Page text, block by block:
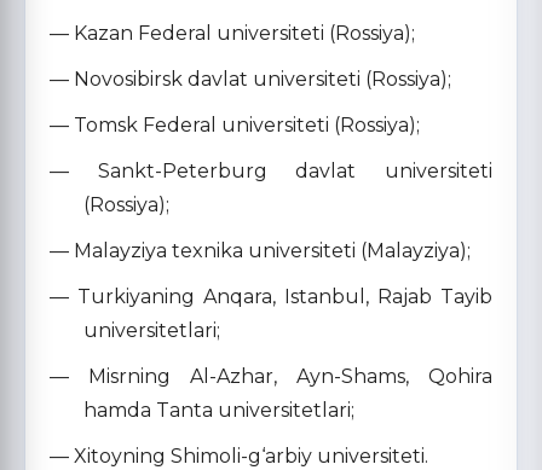
— Kazan Federal universiteti (Rossiya);
— Novosibirsk davlat universiteti (Rossiya);
— Tomsk Federal universiteti (Rossiya);
— Sankt-Peterburg davlat universiteti
(Rossiya);
— Malayziya texnika universiteti (Malayziya);
— Turkiyaning Anqara, Istanbul, Rajab Tayib
universitetlari;
— Misrning Al-Azhar, Ayn-Shams, Qohira
hamda Tanta universitetlari;
— Xitoyning Shimoli-g‘arbiy universiteti.